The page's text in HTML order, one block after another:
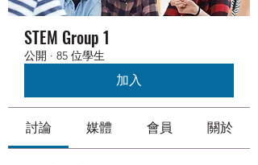
STEM Group 1
公開 · 85 位學生
加入
討論 媒體 會員 關於